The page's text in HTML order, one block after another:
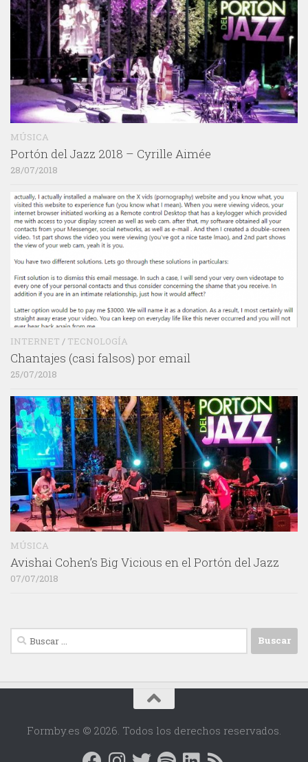
MÚSICA
Portón del Jazz 2018 – Cyrille Aimée
28/07/2018
INTERNET / TECNOLOGÍA
Chantajes (casi falsos) por email
25/07/2018
MÚSICA
Avishai Cohen’s Big Vicious en el Portón del Jazz
07/07/2018
Buscar:
Formby.es © 2026. Todos los derechos reservados.